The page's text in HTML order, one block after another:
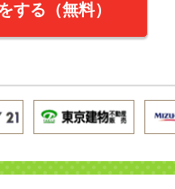
する（無料）